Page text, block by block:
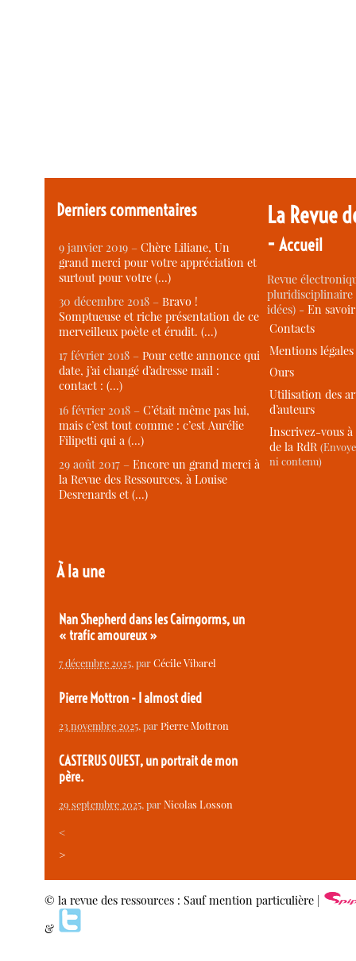
Derniers commentaires
9 janvier 2019 –Chère Liliane, Un
grand merci pour votre appréciation et
surtout pour votre (…)
30 décembre 2018 –Bravo !
Somptueuse et riche présentation de ce
merveilleux poète et érudit. (…)
17 février 2018 –Pour cette annonce qui
date, j’ai changé d’adresse mail :
contact : (…)
16 février 2018 –C’était même pas lui,
mais c’est tout comme : c’est Aurélie
Filipetti qui a (…)
29 août 2017 –Encore un grand merci à
la Revue des Ressources, à Louise
Desrenards et (…)
À la une
Nan Shepherd dans les Cairngorms, un
« trafic amoureux »
7 décembre 2025, parCécile Vibarel
Pierre Mottron - I almost died
23 novembre 2025, parPierre Mottron
CASTERUS OUEST, un portrait de mon
père.
29 septembre 2025, parNicolas Losson
<
>
La Revue
-Accueil
Revue
idées) -En
Contacts
Mentions légales
Ours
Utilisation des
d’auteurs
Inscrivez-vous
de la RdR
ni contenu)
© la revue des ressources : Sauf mention particulière |
&